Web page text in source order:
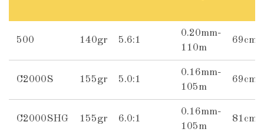
500 140gr 5.6:1
0.20mm-
110m
69cm
C2000S 155gr 5.0:1
0.16mm-
105m
69cm
C2000SHG 155gr 6.0:1
0.16mm-
105m
81cm